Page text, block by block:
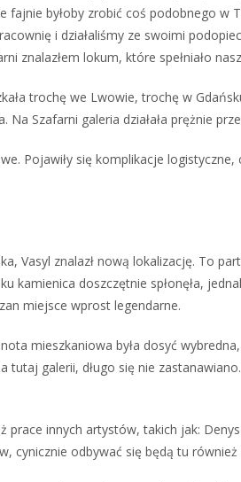
byłoby zrobić coś podobnego
i działaliśmy ze swoimi
znalazłem lokum, które spełniało
trochę we Lwowie, trochę w
Na Szafarni galeria działała prężnie
Pojawiły się komplikacje
Vasyl znalazł nową lokalizację. To
kamienica doszczętnie spłonęła,
miejsce wprost legendarne.
mieszkaniowa była dosyć
tutaj galerii, długo się nie
prace innych artystów, takich jak:
cynicznie odbywać się będą tu